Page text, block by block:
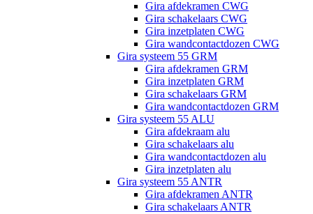
Gira afdekramen CWG
Gira schakelaars CWG
Gira inzetplaten CWG
Gira wandcontactdozen CWG
Gira systeem 55 GRM
Gira afdekramen GRM
Gira inzetplaten GRM
Gira schakelaars GRM
Gira wandcontactdozen GRM
Gira systeem 55 ALU
Gira afdekraam alu
Gira schakelaars alu
Gira wandcontactdozen alu
Gira inzetplaten alu
Gira systeem 55 ANTR
Gira afdekramen ANTR
Gira schakelaars ANTR